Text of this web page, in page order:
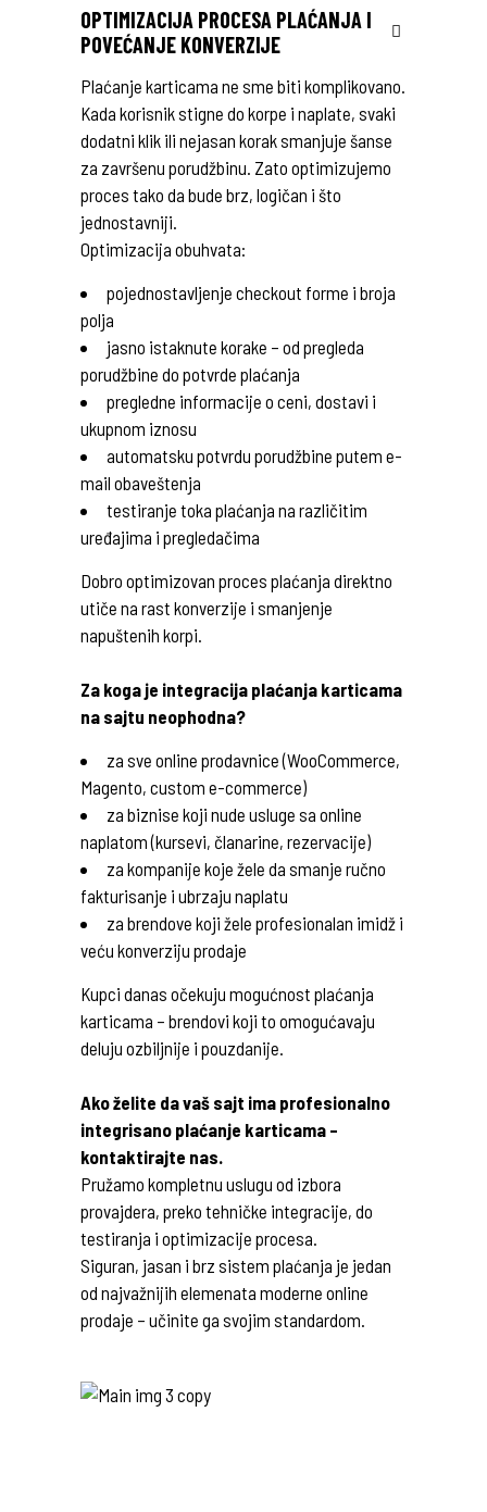
OPTIMIZACIJA PROCESA PLAĆANJA I
POVEĆANJE KONVERZIJE
Plaćanje karticama ne sme biti komplikovano.
Kada korisnik stigne do korpe i naplate, svaki
dodatni klik ili nejasan korak smanjuje šanse
za završenu porudžbinu. Zato optimizujemo
proces tako da bude brz, logičan i što
jednostavniji.
Optimizacija obuhvata:
pojednostavljenje checkout forme i broja
polja
jasno istaknute korake – od pregleda
porudžbine do potvrde plaćanja
pregledne informacije o ceni, dostavi i
ukupnom iznosu
automatsku potvrdu porudžbine putem e-
mail obaveštenja
testiranje toka plaćanja na različitim
uređajima i pregledačima
Dobro optimizovan proces plaćanja direktno
utiče na rast konverzije i smanjenje
napuštenih korpi.
Za koga je integracija plaćanja karticama
na sajtu neophodna?
za sve online prodavnice (WooCommerce,
Magento, custom e-commerce)
za biznise koji nude usluge sa online
naplatom (kursevi, članarine, rezervacije)
za kompanije koje žele da smanje ručno
fakturisanje i ubrzaju naplatu
za brendove koji žele profesionalan imidž i
veću konverziju prodaje
Kupci danas očekuju mogućnost plaćanja
karticama – brendovi koji to omogućavaju
deluju ozbiljnije i pouzdanije.
Ako želite da vaš sajt ima profesionalno
integrisano plaćanje karticama –
kontaktirajte nas.
Pružamo kompletnu uslugu od izbora
provajdera, preko tehničke integracije, do
testiranja i optimizacije procesa.
Siguran, jasan i brz sistem plaćanja je jedan
od najvažnijih elemenata moderne online
prodaje – učinite ga svojim standardom.